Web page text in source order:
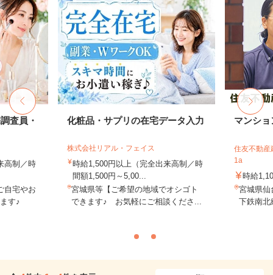
査員・
高制／時
宅やお
す♪
化粧品・サプリの在宅データ入力
株式会社リアル・フェイス
時給1,500円以上（完全出来高制／時
間額1,500円～5,00...
宮城県等【ご希望の地域でオシゴト
できます♪ お気軽にご相談くださ...
マンシ
住友不動産
1a
時給
宮城県仙
下鉄南北